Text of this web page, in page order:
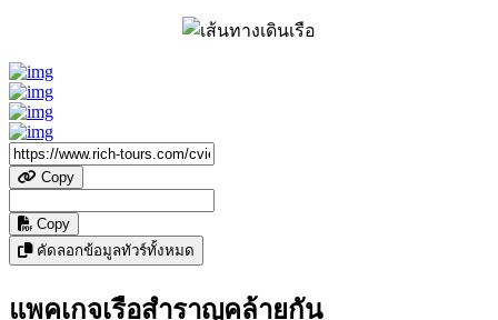
Copy
Copy
คัดลอกข้อมูลทัวร์ทั้งหมด
แพคเกจเรือสำราญคล้ายกัน